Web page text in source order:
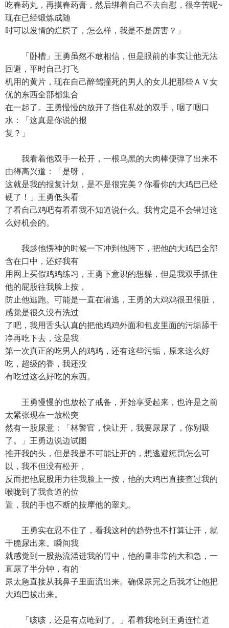
吃春药丸，再摸春药膏，然后绑着自己不去自慰，很辛苦呢~
现在已经锻炼成随
时可以发情的烂屄了，怎么样，我是不是厉害？」
「卧槽」王勇虽然不敢相信，但是眼前的事实让他无法
回避，平时自己打飞
机用的黄片，现在自己醉驾撞死的男人的女儿把那些ＡＶ女
优的东西全部都集合
在一起了。王勇慢慢的放开了挡住私处的双手，咽了咽口
水：「这真是你说的报
复？」
我看着他双手一松开，一根乌黑的大肉棒便弹了出来不
由得高兴道：「是呀，
这就是我的报复计划，是不是很完美？你看你的大鸡巴已经
硬了！」王勇低头看
了看自己鸡吧有看看我不知道说什么。我肯定是不会错过这
么好机会的。
我趁他愣神的时候一下冲到他胯下，把他的大鸡巴全部
含在口中，还好我有
用网上买假鸡鸡练习，王勇下意识的想躲，但是我双手抓住
他的屁股往我脸上按，
防止他逃跑。可能是一直在潜逃，王勇的大鸡鸡很丑很脏，
感觉是很久没有洗过
了吧，我用舌头认真的把他鸡鸡外面和包皮里面的污垢舔干
净再吃下去，这是我
第一次真正的吃男人的鸡鸡，还有这些污垢，原来这么好
吃，超级的香，我还没
有吃过这么好吃的东西。
王勇慢慢的也放松了戒备，开始享受起来，也许是之前
太紧张现在一放松突
然有一股尿意：「林警官，快让开，我要尿尿了，你别吸
了。」王勇边说边试图
推开我的头，但是我是不可能让开的，想逃避惩罚怎么可
以，我不但没有松开，
反而把他屁股用力往我脸上一按，他的大鸡巴直接查过我的
喉咙到了我食道的位
置，我的手也不断的按摩他的睾丸。
王勇实在忍不住了，看我这种的趋势也不打算让开，就
干脆尿出来。瞬间我
就感觉到一股热流涌进我的胃中，他的量非常的大和急，一
直尿了半分钟，有的
尿太急直接从我鼻子里面流出来。确保尿完之后我才让他把
大鸡巴拔出来。
「咳咳，还是有点呛到了。」看着我呛到王勇连忙道